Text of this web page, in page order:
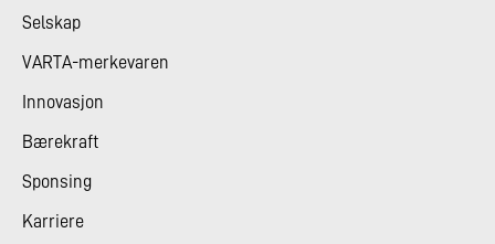
Selskap
VARTA-merkevaren
Innovasjon
Bærekraft
Sponsing
Karriere